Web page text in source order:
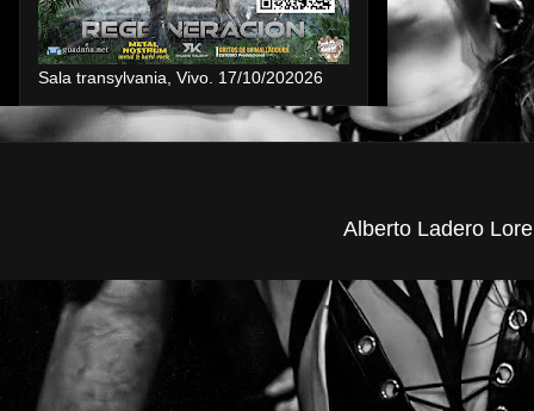
Sala transylvania, Vivo. 17/10/202026
Alberto Ladero